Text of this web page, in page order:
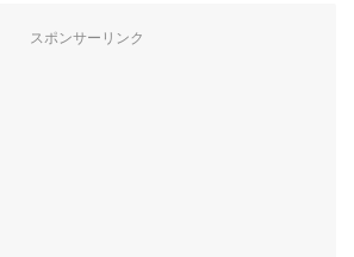
スポンサーリンク